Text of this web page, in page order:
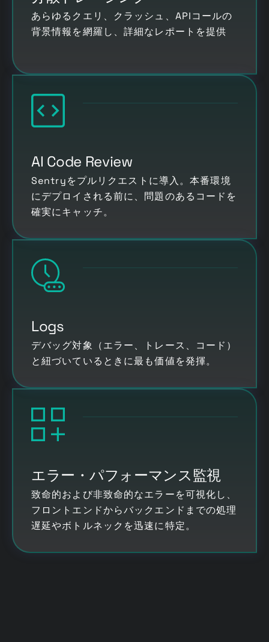
あらゆるクエリ、クラッシュ、APIコールの
背景情報を網羅し、詳細なレポートを提供
AI Code Review
Sentryをプルリクエストに導入。本番環境
にデプロイされる前に、問題のあるコードを
確実にキャッチ。
Logs
デバッグ対象（エラー、トレース、コード）
と紐づいているときに最も価値を発揮。
エラー・パフォーマンス監視
致命的および非致命的なエラーを可視化し、
フロントエンドからバックエンドまでの処理
遅延やボトルネックを迅速に特定。